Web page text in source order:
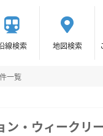
線検索 地図検索
一覧
・ウィークリ